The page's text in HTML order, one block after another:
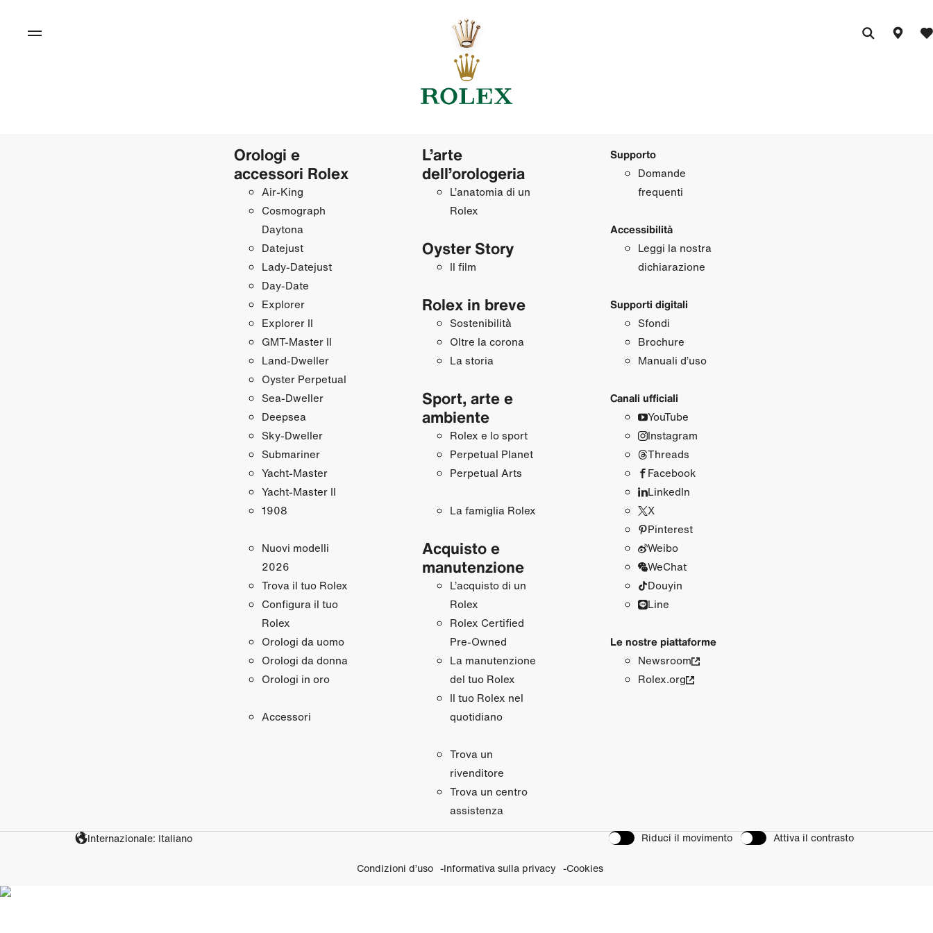
Orologi e
accessori Rolex
Air‑King
Cosmograph
Daytona
Datejust
Lady‑Datejust
Day‑Date
Explorer
Explorer II
GMT‑Master II
Land‑Dweller
Oyster Perpetual
Sea‑Dweller
Deepsea
Sky‑Dweller
Submariner
Yacht‑Master
Yacht‑Master II
1908
Nuovi modelli
2026
Trova il tuo Rolex
Configura il tuo
Rolex
Orologi da uomo
Orologi da donna
Orologi in oro
Accessori
L’arte
dell’orologeria
L’anatomia di un
Rolex
Oyster Story
Il film
Rolex in breve
Sostenibilità
Oltre la corona
La storia
Sport, arte e
ambiente
Rolex e lo sport
Perpetual Planet
Perpetual Arts
La famiglia Rolex
Acquisto e
manutenzione
L’acquisto di un
Rolex
Rolex Certified
Pre‑Owned
La manutenzione
del tuo Rolex
Il tuo Rolex nel
quotidiano
Trova un
rivenditore
Trova un centro
assistenza
Supporto
Domande
frequenti
Accessibilità
Leggi la nostra
dichiarazione
Supporti digitali
Sfondi
Brochure
Manuali d’uso
Canali ufficiali
YouTube
Instagram
Threads
Facebook
LinkedIn
X
Pinterest
Weibo
WeChat
Douyin
Line
Le nostre piattaforme
Newsroom
Rolex.org
Internazionale: Italiano Riduci il movimento Attiva il contrasto
Condizioni d’uso Informativa sulla privacy Cookies